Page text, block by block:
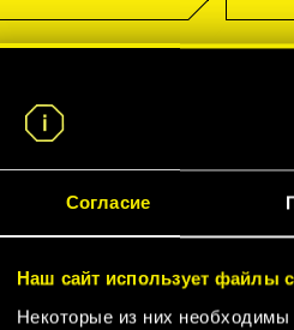
Согласие
Наш сайт использует файлы
Некоторые из них